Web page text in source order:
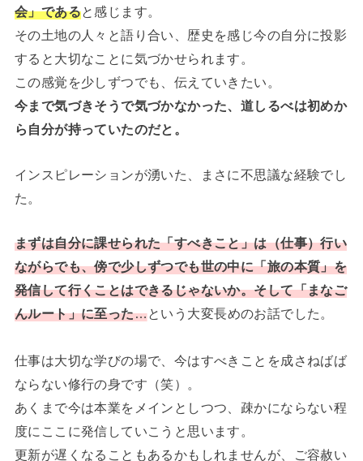
会」であると感じます。
その土地の人々と語り合い、歴史を感じ今の自分に投影
すると大切なことに気づかせられます。
この感覚を少しずつでも、伝えていきたい。
今まで気づきそうで気づかなかった、道しるべは初めか
ら自分が持っていたのだと。
インスピレーションが湧いた、まさに不思議な経験でし
た。
まずは自分に課せられた「すべきこと」は（仕事）行い
ながらでも、傍で少しずつでも世の中に「旅の本質」を
発信して行くことはできるじゃないか。そして「まなご
んルート」に至った…という大変長めのお話でした。
仕事は大切な学びの場で、今はすべきことを成さねばば
ならない修行の身です（笑）。
あくまで今は本業をメインとしつつ、疎かにならない程
度にここに発信していこうと思います。
更新が遅くなることもあるかもしれませんが、ご容赦い